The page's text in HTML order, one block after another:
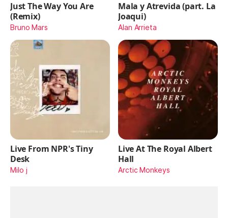
Just The Way You Are
(Remix)
Bruno Mars
Mala y Atrevida (part. La
Joaqui)
Alan Arrieta
Live From NPR's Tiny
Desk
Milo j
Live At The Royal Albert
Hall
Arctic Monkeys